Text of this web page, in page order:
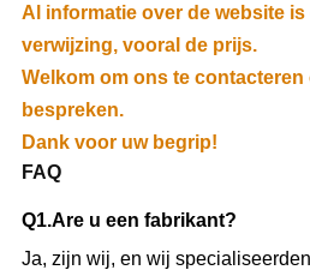
Al informatie over de website
verwijzing, vooral de prijs.
Welkom om ons te contacteren
bespreken.
Dank voor uw begrip!
FAQ
Q1.Areu een fabrikant?
Ja, zijn wij, en wij